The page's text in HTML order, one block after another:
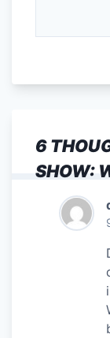
6
SHOW: